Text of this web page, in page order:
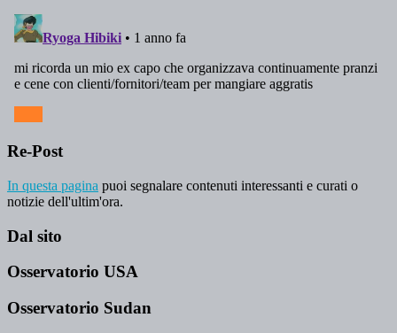
Re-Post
In questa pagina puoi segnalare contenuti interessanti e curati o
notizie dell'ultim'ora.
Dal sito
Osservatorio USA
Osservatorio Sudan